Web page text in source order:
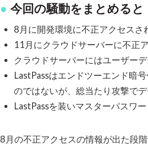
今回の騒動をまとめると
8月に開発環境に不正アクセスさ
11月にクラウドサーバーに不正
クラウドサーバーにはユーザー
LastPassはエンドツーエンド暗
のではないが、総当たり攻撃で
LastPassを装いマスターパスワ
8月の不正アクセスの情報が出た段